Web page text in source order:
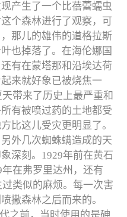
产生了一个比蓓蕾蠕虫
个森林进行了观察，可
那儿的雄伟的道格拉斯
也掉落了。在海伦娜国
有在蒙塔那和沿埃达荷
来就好象已被烧焦一
带来了历史上最严重和
有被喷过药的土地都受
比这儿受灾更明显了。
外几次蜘蛛螨造成的天
深刻。1929年前在黄石
在弗罗里达州，还有
类似的麻烦。每一次害
撒森林之后而来的。